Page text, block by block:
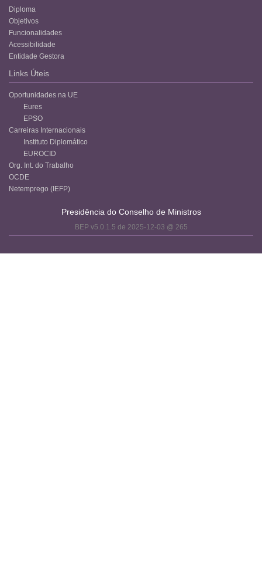
Diploma
Objetivos
Funcionalidades
Acessibilidade
Entidade Gestora
Links Úteis
Oportunidades na UE
Eures
EPSO
Carreiras Internacionais
Instituto Diplomático
EUROCID
Org. Int. do Trabalho
OCDE
Netemprego (IEFP)
Presidência do Conselho de Ministros
BEP v5.0.1.5 de 2025-12-03 @ 265